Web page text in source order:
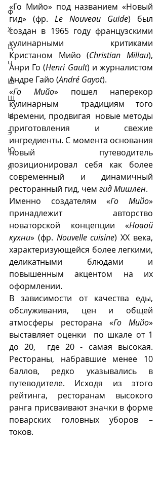
Ф
Х
Ц
Ч
Ш
Щ
Ы
Э
Ю
Я
«Го Мийо» под названием «Новый
гид» (фр. Le Nouveau Guide) был
создан в 1965 году французскими
кулинарными критиками
Кристаном Мийо (Christian Millau),
Анри Го (Henri Gault) и журналистом
Андре Гайо (André Gayot).
«Го Мийо» пошел наперекор
кулинарным  традициям того
времени, продвигая  новые методы
приготовления и свежие
ингредиенты. С момента основания
новый путеводитель
позиционировал себя как более
современный и динамичный
ресторанный гид, чем гид Мишлен.
Именно создателям «Го Мийо»
принадлежит авторство
новаторской концепции «Новой
кухни» (фр. Nouvelle cuisine) ХХ века,
характеризующейся более легкими,
деликатными блюдами и
повышенным акцентом на их
оформлении.
В зависимости от качества еды,
обслуживания, цен и общей
атмосферы ресторана «Го Мийо»
выставляет оценки  по шкале от 1
до 20,  где 20 - самая высокая.
Рестораны, набравшие менее 10
баллов, редко указывались в
путеводителе. Исходя из этого
рейтинга, ресторанам высокого
ранга присваивают значки в форме
поварских головных уборов –
токов.